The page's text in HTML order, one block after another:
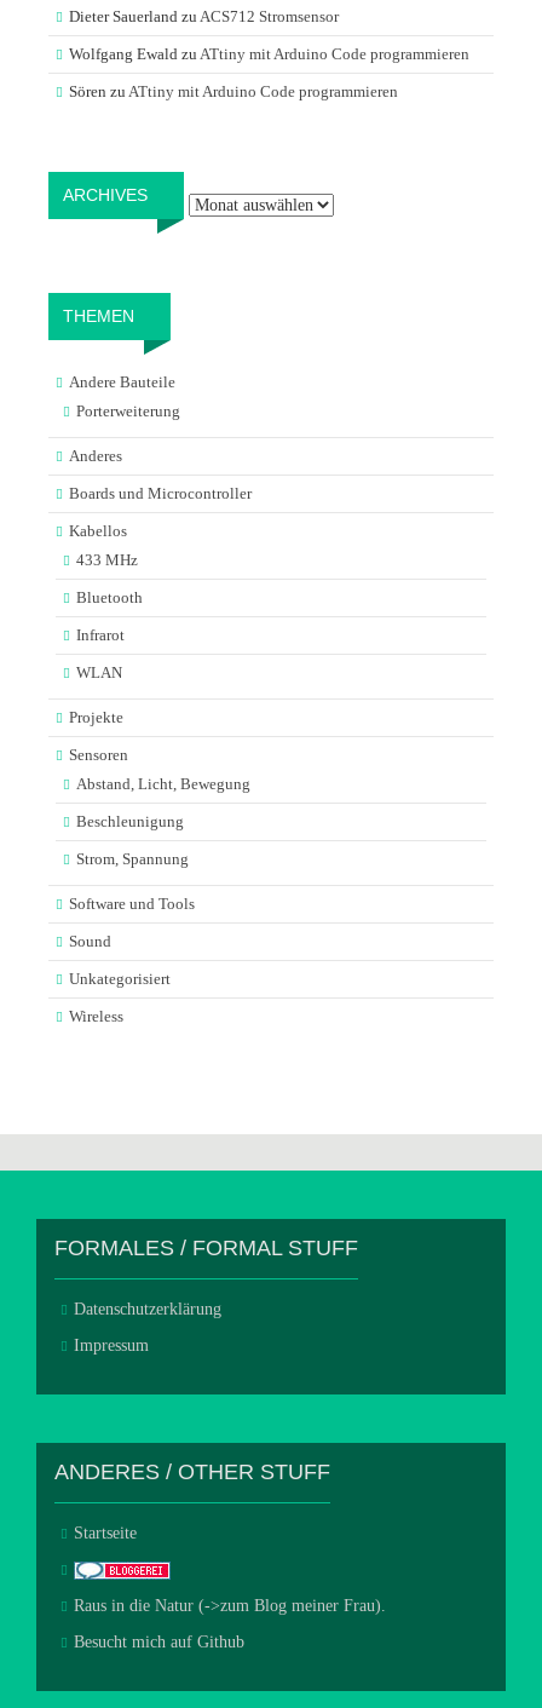
Dieter Sauerland zu ACS712 Stromsensor
Wolfgang Ewald zu ATtiny mit Arduino Code programmieren
Sören zu ATtiny mit Arduino Code programmieren
ARCHIVES
THEMEN
Andere Bauteile
Porterweiterung
Anderes
Boards und Microcontroller
Kabellos
433 MHz
Bluetooth
Infrarot
WLAN
Projekte
Sensoren
Abstand, Licht, Bewegung
Beschleunigung
Strom, Spannung
Software und Tools
Sound
Unkategorisiert
Wireless
FORMALES / FORMAL STUFF
Datenschutzerklärung
Impressum
ANDERES / OTHER STUFF
Startseite
Raus in die Natur (->zum Blog meiner Frau).
Besucht mich auf Github